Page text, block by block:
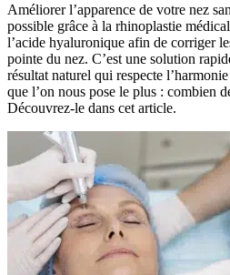
Améliorer l’apparence de votre nez
possible grâce à la rhinoplastie
l’acide hyaluronique afin de corriger
pointe du nez. C’est une solution
résultat naturel qui respecte
que l’on nous pose le plus : combien
Découvrez-le dans cet article.